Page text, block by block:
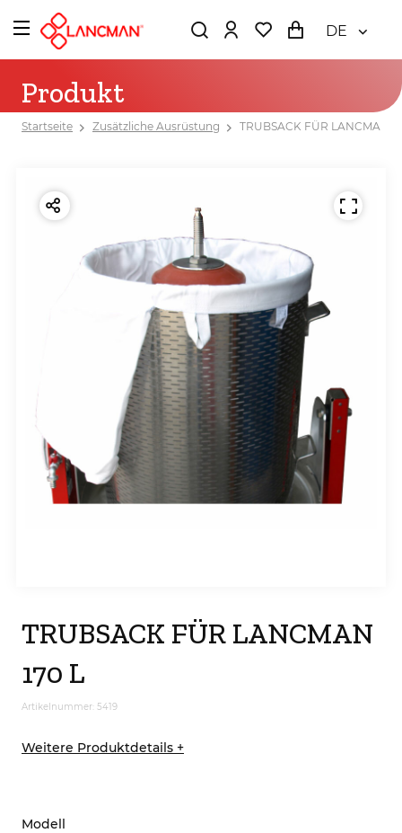
DE
Produkt
Startseite Zusätzliche Ausrüstung TRUBSACK FÜR LANCMAN
TRUBSACK FÜR LANCMAN
170 L
Artikelnummer: 5419
Weitere Produktdetails +
Modell